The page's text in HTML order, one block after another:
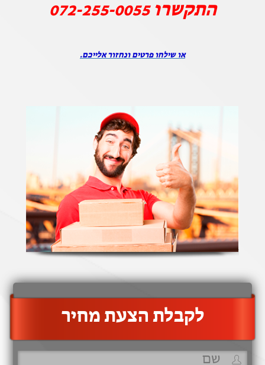
התקשרו072-255-0055
או שילחו פרטים ונחזור אלייכם.
‫לקבלת הצעת מחיר